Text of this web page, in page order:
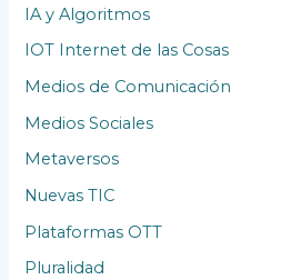
IA y Algoritmos
IOT Internet de las Cosas
Medios de Comunicación
Medios Sociales
Metaversos
Nuevas TIC
Plataformas OTT
Pluralidad